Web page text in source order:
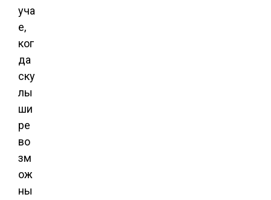
уча
е,
ког
да
ску
лы
ши
ре
во
зм
ож
ны